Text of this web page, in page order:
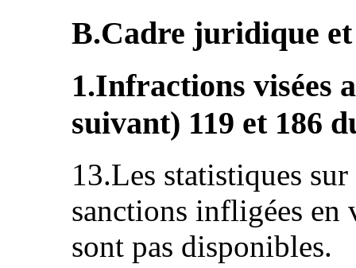
B.Cadre juridique
1.Infractions visées
suivant) 119 et 186
13.Les statistiques
sanctions infligées en
sont pas disponibles.